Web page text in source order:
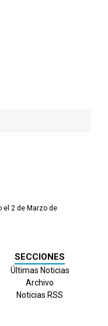
el 2 de Marzo de
SECCIONES
Últimas Noticias
Archivo
Noticias RSS